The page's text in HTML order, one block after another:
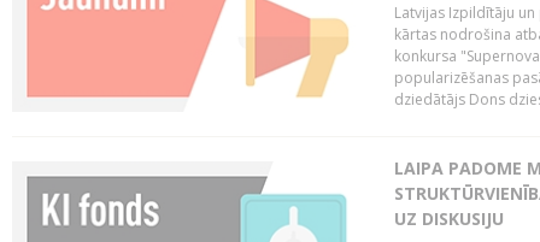
Latvijas Izpildītāju
kārtas nodrošina
konkursa
popularizēšanas
dziedātājs Dons
LAIPA PADOME
UZ DISKUSIJU